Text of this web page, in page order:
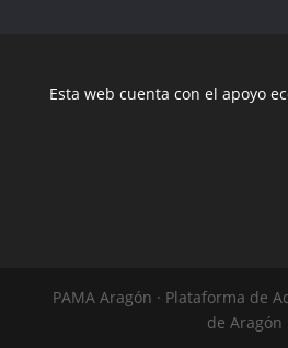
Esta web cuenta con el apoyo
PAMA Aragón · Plataforma de
de Aragón